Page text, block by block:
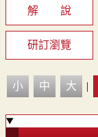
解 說
研訂瀏覽
小 中 大 |